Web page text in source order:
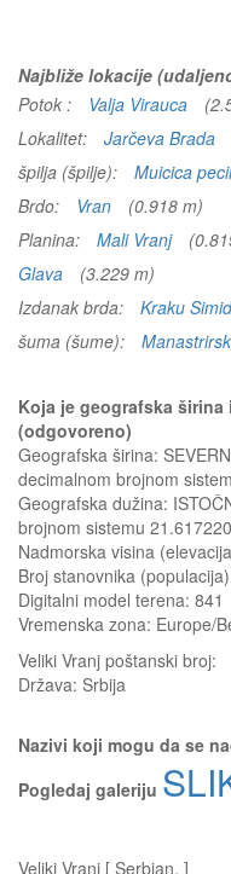
Najbliže lokacije
Potok :
Valja Virauca
Lokalitet:
Jarčeva Brada
špilja (špilje):
Muicica
Brdo:
Vran (0.918 m)
Planina:
Mali Vranj
Glava
(3.229 m)
Izdanak brda:
Kraku
šuma (šume):
Koja je geografska
(odgovoreno)
Geografska širina:
decimalnom brojnom
Geografska dužina:
brojnom sistemu
Nadmorska visina
Broj stanovnika
Digitalni model terena: 841
Vremenska zona: Europe/
Veliki Vranj poštanski broj:
Država: Srbija
Nazivi koji mogu da se
Pogledaj galeriju
Veliki Vranj [ Serbian, ]